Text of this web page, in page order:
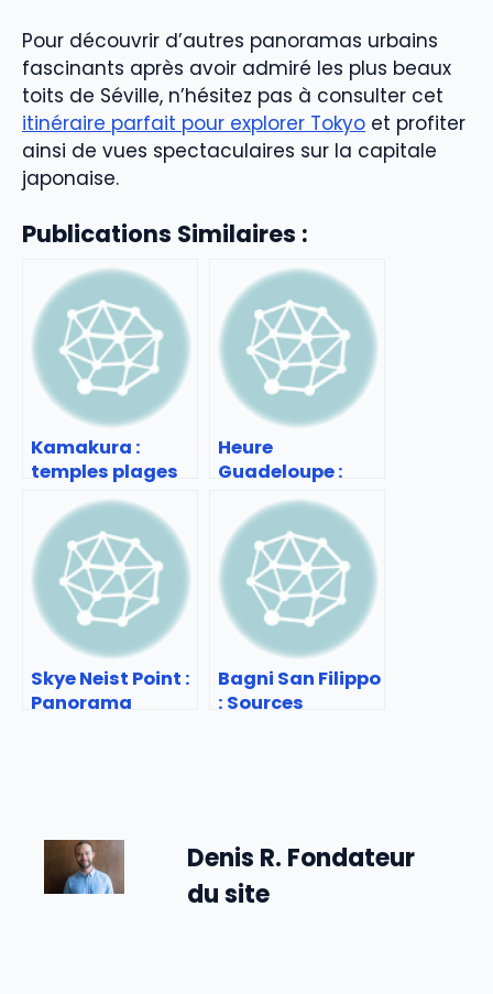
Pour découvrir d’autres panoramas urbains
fascinants après avoir admiré les plus beaux
toits de Séville, n’hésitez pas à consulter cet
itinéraire parfait pour explorer Tokyo et profiter
ainsi de vues spectaculaires sur la capitale
japonaise.
Publications Similaires :
Kamakura :
temples plages
et escapade près
de Tokyo
Heure
Guadeloupe :
gérer le décalage
horaire et
organiser son
séjour
Skye Neist Point :
Panorama
Bagni San Filippo
: Sources
Denis R. Fondateur
du site